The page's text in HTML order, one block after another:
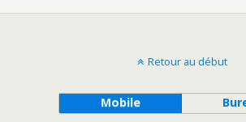
Retour au début
Mobile